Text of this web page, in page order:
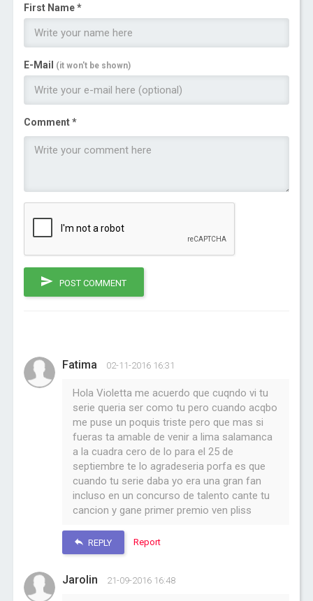
First Name *
E-Mail (it won't be shown)
Comment *
POST COMMENT
Fatima 02-11-2016 16:31
Hola Violetta me acuerdo que cuqndo vi tu
serie queria ser como tu pero cuando acqbo
me puse un poquis triste pero que mas si
fueras ta amable de venir a lima salamanca
a la cuadra cero de lo para el 25 de
septiembre te lo agradeseria porfa es que
cuando tu serie daba yo era una gran fan
incluso en un concurso de talento cante tu
cancion y gane primer premio ven pliss
REPLY Report
Jarolin 21-09-2016 16:48